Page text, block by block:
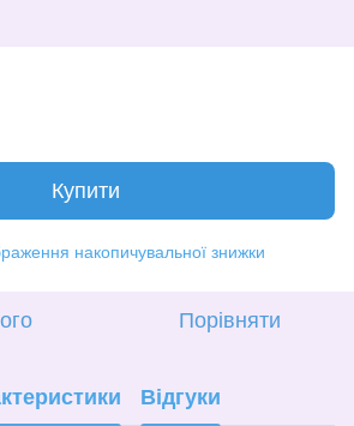
Купити
накопичувальної знижки
Порівняти
Відгуки